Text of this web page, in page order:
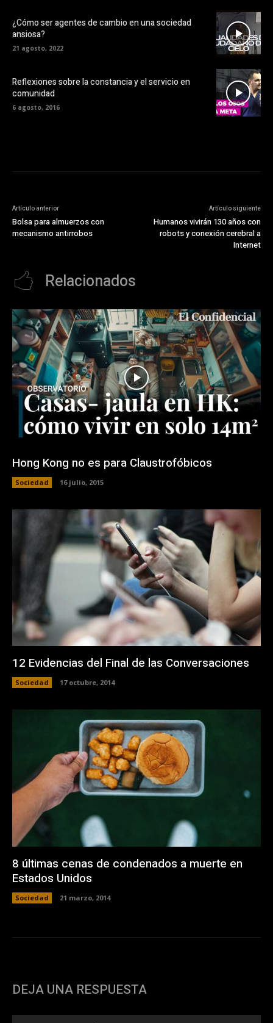
¿Cómo ser agentes de cambio en una sociedad
ansiosa?
21 agosto, 2022
Reflexiones sobre la constancia y el servicio en
comunidad
6 agosto, 2016
Artículo anterior
Bolsa para almuerzos con
mecanismo antirrobos
Artículo siguiente
Humanos vivirán 130 años con
robots y conexión cerebral a
Internet
Relacionados
Hong Kong no es para Claustrofóbicos
Sociedad 16 julio, 2015
12 Evidencias del Final de las Conversaciones
Sociedad 17 octubre, 2014
8 últimas cenas de condenados a muerte en
Estados Unidos
Sociedad 21 marzo, 2014
DEJA UNA RESPUESTA